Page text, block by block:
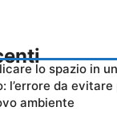
lo spazio in
l’errore da
ambiente